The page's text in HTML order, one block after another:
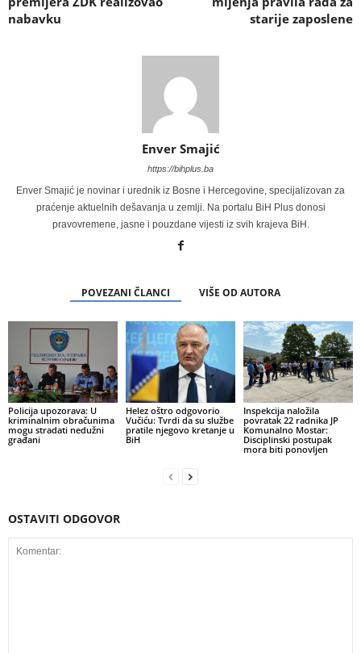
nabavku
starije zaposlene
Enver Smajić
https://bihplus.ba
Enver Smajić je novinar i urednik iz Bosne i Hercegovine, specijalizovan za
praćenje aktuelnih dešavanja u zemlji. Na portalu BiH Plus donosi
pravovremene, jasne i pouzdane vijesti iz svih krajeva BiH.
POVEZANI ČLANCI VIŠE OD AUTORA
Policija upozorava: U
kriminalnim obračunima
mogu stradati nedužni
građani
Helez oštro odgovorio
Vučiću: Tvrdi da su službe
pratile njegovo kretanje u
BiH
Inspekcija naložila
povratak 22 radnika JP
Komunalno Mostar:
Disciplinski postupak
mora biti ponovljen
OSTAVITI ODGOVOR